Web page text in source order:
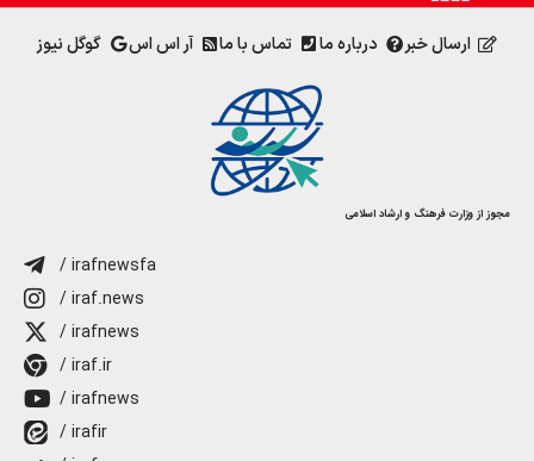
ارسال خبر درباره ما تماس با ما آر اس اس گوگل نیوز
مجوز از وزارت فرهنگ و ارشاد اسلامی
/ irafnewsfa
/ iraf.news
/ irafnews
/ iraf.ir
/ irafnews
/ irafir